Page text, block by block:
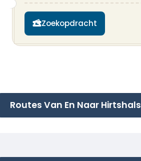
Zoekopdracht
Routes Van En Naar Hirtshals